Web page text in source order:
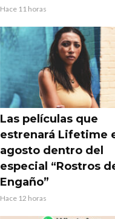
Hace 11 horas
Las películas que
estrenará Lifetime
agosto dentro del
especial “Rostros
Engaño”
Hace 12 horas